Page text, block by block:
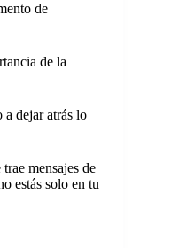
de
de la
a dejar atrás lo
mensajes de
estás solo en tu